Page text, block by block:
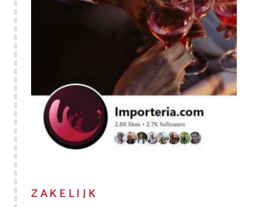
ZAKELIJK